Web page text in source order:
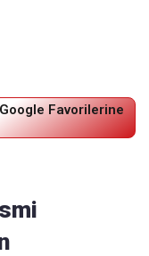
Favorilerine